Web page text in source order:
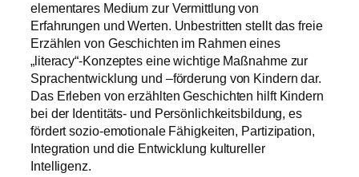
elementares Medium zur Vermittlung von
Erfahrungen und Werten. Unbestritten stellt das freie
Erzählen von Geschichten im Rahmen eines
„literacy“-Konzeptes eine wichtige Maßnahme zur
Sprachentwicklung und –förderung von Kindern dar.
Das Erleben von erzählten Geschichten hilft Kindern
bei der Identitäts- und Persönlichkeitsbildung, es
fördert sozio-emotionale Fähigkeiten, Partizipation,
Integration und die Entwicklung kultureller
Intelligenz.